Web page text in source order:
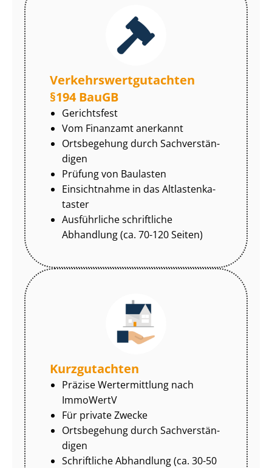
Ver­kehrs­wert­gut­ach­ten
§194 BauGB
Gerichtsfest
Vom Finanzamt anerkannt
Ortsbegehung durch Sach­ver­stän­
di­gen
Prüfung von Baulasten
Einsichtnahme in das Alt­las­ten­ka­
tas­ter
Ausführliche schriftliche
Abhandlung (ca. 70-120 Seiten)
Kurzgutachten
Präzise Wertermittlung nach
ImmoWertV
Für private Zwecke
Ortsbegehung durch Sach­ver­stän­
di­gen
Schriftliche Abhandlung (ca. 30-50